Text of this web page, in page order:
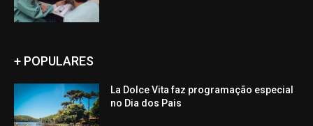
+ POPULARES
La Dolce Vita faz programação especial
no Dia dos Pais